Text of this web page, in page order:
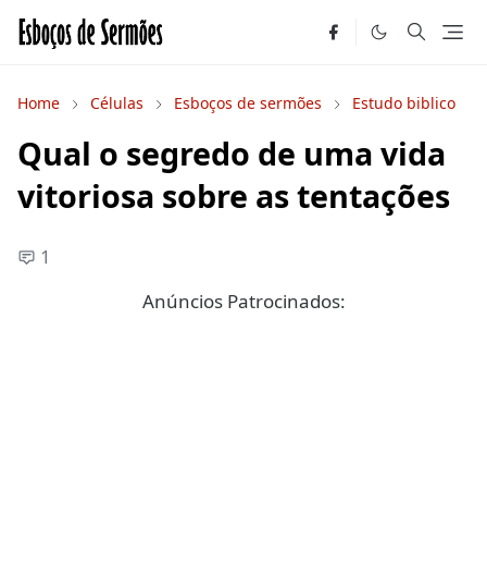
Home Células Esboços de sermões Estudo biblico
Qual o segredo de uma vida
vitoriosa sobre as tentações
1
Anúncios Patrocinados: